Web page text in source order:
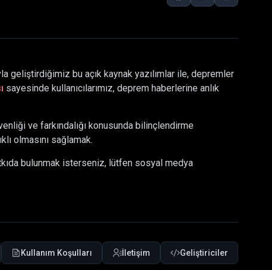
geliştirdiğimiz bu açık kaynak yazılımlar ile, depremler
sayesinde kullanıcılarımız, deprem haberlerine anlık
ve farkındalığı konusunda bilinçlendirme
olmasını sağlamak.
bulunmak isterseniz, lütfen sosyal medya
Kullanım Koşulları İletişim Geliştiriciler